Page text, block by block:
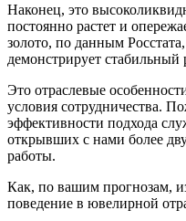
Наконец, это
постоянно растет и
золото, по данным
демонстрирует стабильный
Это отраслевые
условия сотрудничества.
эффективности подхода
открывших с нами более
работы.
Как, по вашим прогнозам,
поведение в ювелирной